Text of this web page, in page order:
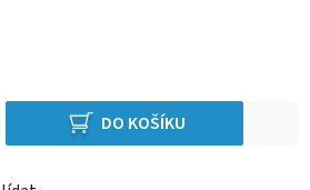
DO KOŠÍKU